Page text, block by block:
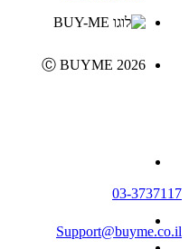
Ⓒ BUYME 2026
03-3737117
Support@buyme.co.il